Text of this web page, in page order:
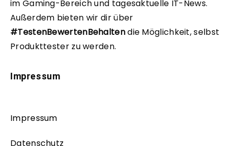
im Gaming-Bereich und tagesaktuelle IT-News.
Außerdem bieten wir dir über
#TestenBewertenBehaltendie Möglichkeit, selbst
Produkttester zu werden.
Impressum
Impressum
Datenschutz